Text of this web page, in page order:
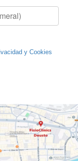
y Cookies